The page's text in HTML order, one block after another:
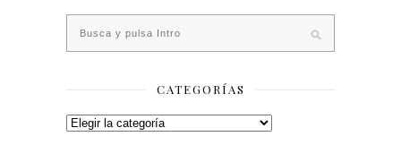
CATEGORÍAS
Categorías